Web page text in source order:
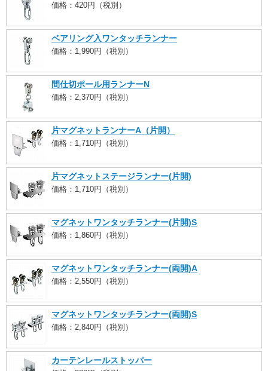
価格：420円（税別）
ベアリング入ワンタッチランナー
価格：1,990円（税別）
間仕切ポール用ランナーN
価格：2,370円（税別）
片マグネットランナーA（片開）
価格：1,710円（税別）
片マグネットステージランナー(片開)
価格：1,710円（税別）
マグネットワンタッチランナー(片開)S
価格：1,860円（税別）
マグネットワンタッチランナー(両開)A
価格：2,550円（税別）
マグネットワンタッチランナー(両開)S
価格：2,840円（税別）
カーテンレールストッパー